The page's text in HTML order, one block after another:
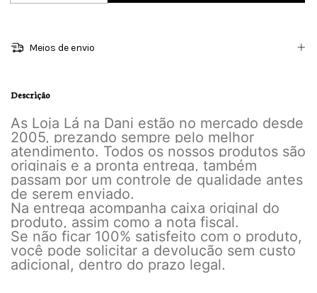
Meios de envio
Descrição
As Loja Lá na Dani estão no mercado desde
2005, prezando sempre pelo melhor
atendimento. Todos os nossos produtos são
originais e a pronta entrega, também
passam por um controle de qualidade antes
de serem enviado.
Na entrega acompanha caixa original do
produto, assim como a nota fiscal.
Se não ficar 100% satisfeito com o produto,
você pode solicitar a devolução sem custo
adicional, dentro do prazo legal.